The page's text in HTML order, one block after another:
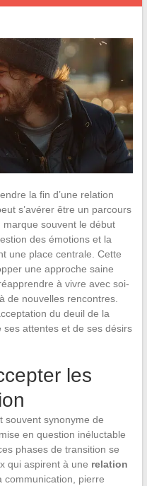
la fin d’une relation
s’avérer être un parcours
marque souvent le début
des émotions et la
une place centrale. Cette
une approche saine
à vivre avec soi-
de nouvelles rencontres.
du deuil de la
attentes et de ses désirs
les
souvent synonyme de
en question inéluctable
phases de transition se
qui aspirent à une relation
pierre